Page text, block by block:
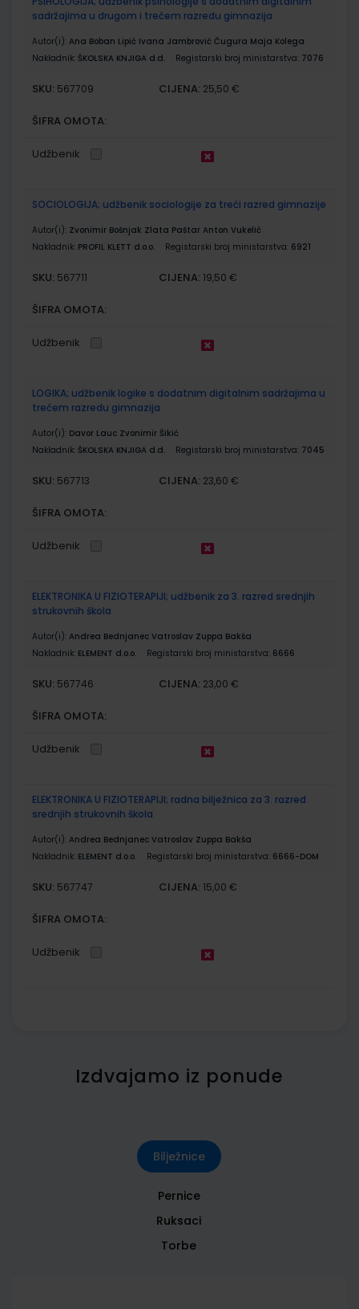
sadržajima u drugom i trećem razredu gimnazija
Autor(i): Ana Boban Lipić Ivana Jambrović Čugura Maja Kolega
Nakladnik: ŠKOLSKA KNJIGA d.d. Registarski broj ministarstva: 7076
SKU: 567709 CIJENA: 25,50 €
ŠIFRA OMOTA:
Udžbenik
SOCIOLOGIJA; udžbenik sociologije za treći razred gimnazije
Autor(i): Zvonimir Bošnjak Zlata Paštar Anton Vukelić
Nakladnik: PROFIL KLETT d.o.o. Registarski broj ministarstva: 6921
SKU: 567711 CIJENA: 19,50 €
ŠIFRA OMOTA:
Udžbenik
LOGIKA; udžbenik logike s dodatnim digitalnim sadržajima u
trećem razredu gimnazija
Autor(i): Davor Lauc Zvonimir Šikić
Nakladnik: ŠKOLSKA KNJIGA d.d. Registarski broj ministarstva: 7045
SKU: 567713 CIJENA: 23,60 €
ŠIFRA OMOTA:
Udžbenik
ELEKTRONIKA U FIZIOTERAPIJI; udžbenik za 3. razred srednjih
strukovnih škola
Autor(i): Andrea Bednjanec Vatroslav Zuppa Bakša
Nakladnik: ELEMENT d.o.o. Registarski broj ministarstva: 6666
SKU: 567746 CIJENA: 23,00 €
ŠIFRA OMOTA:
Udžbenik
ELEKTRONIKA U FIZIOTERAPIJI; radna bilježnica za 3. razred
srednjih strukovnih škola
Autor(i): Andrea Bednjanec Vatroslav Zuppa Bakša
Nakladnik: ELEMENT d.o.o. Registarski broj ministarstva: 6666-DOM
SKU: 567747 CIJENA: 15,00 €
ŠIFRA OMOTA:
Udžbenik
Izdvajamo iz ponude
Bilježnice
Pernice
Ruksaci
Torbe